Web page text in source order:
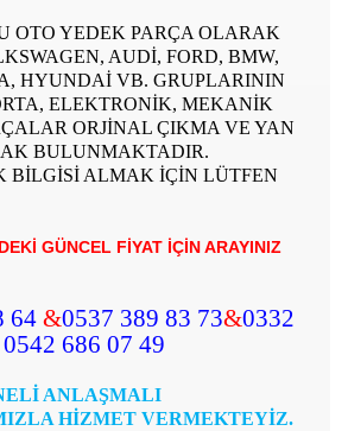
YEDEK PARÇA OLARAK
AUDİ, FORD, BMW,
HYUNDAİ VB. GRUPLARININ
ELEKTRONİK, MEKANİK
ORJİNAL ÇIKMA VE YAN
BULUNMAKTADIR.
BİLGİSİ ALMAK İÇİN LÜTFEN
GÜNCEL FİYAT İÇİN ARAYINIZ
64 &0537 389 83 73&0332
0542 686 07 49
ANLAŞMALI
HİZMET VERMEKTEYİZ.